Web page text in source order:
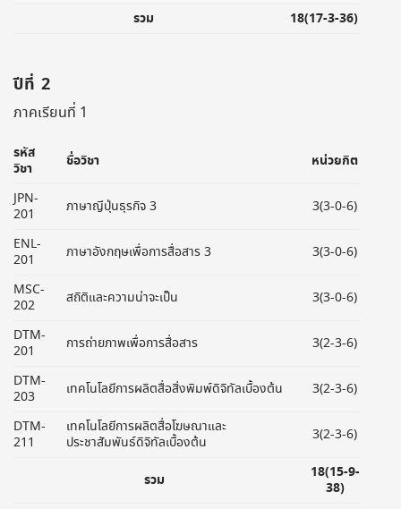
รวม
18(17-3-36)
ปีที่ 2
ภาคเรียนที่ 1
รหัส
วิชา
ชื่อวิชา
หน่วยกิต
JPN-
201
ภาษาญีปุ่นธุรกิจ 3
3(3-0-6)
ENL-
201
ภาษาอังกฤษเพื่อการสื่อสาร 3
3(3-0-6)
MSC-
202
สถิติและความน่าจะเป็น
3(3-0-6)
DTM-
201
การถ่ายภาพเพื่อการสื่อสาร
3(2-3-6)
DTM-
203
เทคโนโลยีการผลิตสื่อสิ่งพิมพ์ดิจิทัลเบื้องต้น
3(2-3-6)
DTM-
211
เทคโนโลยีการผลิตสื่อโฆษณาและ
ประชาสัมพันธ์ดิจิทัลเบื้องต้น
3(2-3-6)
รวม
18(15-9-
38)